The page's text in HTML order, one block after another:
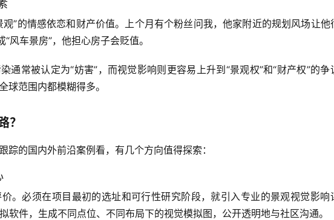
”的情感依恋和财产价值。上个月有个粉丝问我，他家附近的规划风场让他
风车景房”，他担心房子会贬值。
通常被认定为“妨害”，而视觉影响则更容易上升到“景观权”和“财产权”的争
球范围内都模糊得多。
？
踪的国内外前沿案例看，有几个方向值得探索：
。必须在项目最初的选址和可行性研究阶段，就引入专业的景观视觉影响
软件，生成不同点位、不同布局下的视觉模拟图，公开透明地与社区沟通。